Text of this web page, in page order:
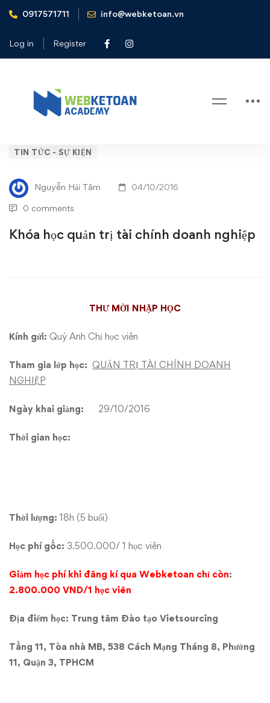
0917571711 info@webketoan.vn
Log in Register
Home
Tin tức - Sự kiện
Khóa
học
quản
trị
nghiệp
TIN TỨC - SỰ KIỆN
Nguyễn Hải Tâm 04/10/2016
0 comments
Khóa học quản trị tài chính doanh nghiệp
THƯ MỜI NHẬP HỌC
Kính gửi: Quý Anh Chị học viên
Tham gia lớp học: QUẢN TRỊ TÀI CHÍNH DOANH
NGHIỆP
Ngày khai giảng: 29/10/2016
Thời gian học:
Thời lượng: 18h (5 buổi)
Học phí gốc: 3.500.000/ 1 học viên
Giảm học phí khi đăng kí qua Webketoan chỉ còn:
2.800.000 VND/1 học viên
Địa điểm học: Trung tâm Đào tạo Vietsourcing
Tầng 11, Tòa nhà MB, 538 Cách Mạng Tháng 8, Phường
11, Quận 3, TPHCM